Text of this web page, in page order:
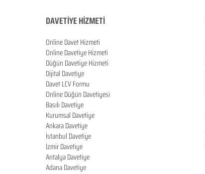
DAVETİYE HİZMETİ
Online Davet Hizmeti
Online Davetiye Hizmeti
Düğün Davetiye Hizmeti
Dijital Davetiye
Davet LCV Formu
Online Düğün Davetiyesi
Basılı Davetiye
Kurumsal Davetiye
Ankara Davetiye
İstanbul Davetiye
İzmir Davetiye
Antalya Davetiye
Adana Davetiye